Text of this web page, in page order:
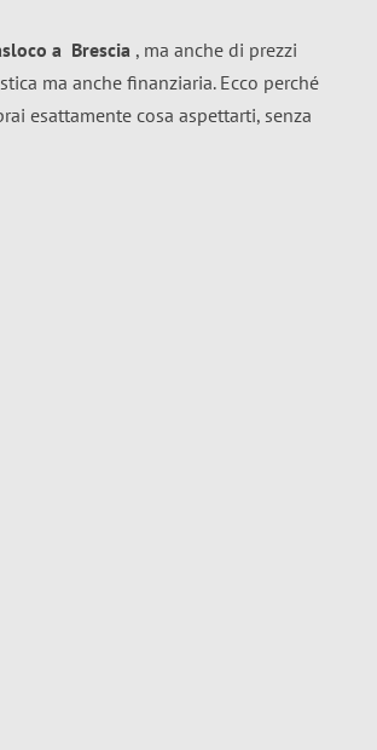
a Brescia , ma anche di prezzi
ma anche finanziaria. Ecco perché
esattamente cosa aspettarti, senza